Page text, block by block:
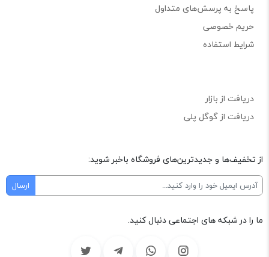
پاسخ به پرسش‌های متداول
حریم خصوصی
شرایط استفاده
دریافت از بازار
دریافت از گوگل پلی
از تخفیف‌ها و جدیدترین‌های فروشگاه باخبر شوید:
ما را در شبکه های اجتماعی دنبال کنید.